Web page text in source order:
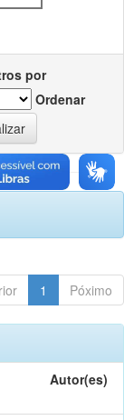
por
Ordenar
1 Póximo
Autor(es)